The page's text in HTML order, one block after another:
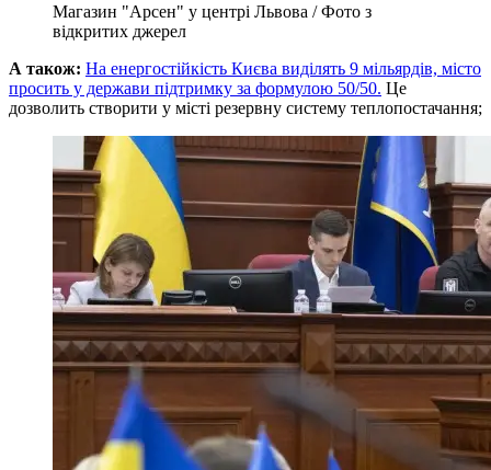
Магазин "Арсен" у центрі Львова / Фото з
відкритих джерел
А також: На енергостійкість Києва виділять 9 мільярдів, місто
просить у держави підтримку за формулою 50/50. Це
дозволить створити у місті резервну систему теплопостачання;